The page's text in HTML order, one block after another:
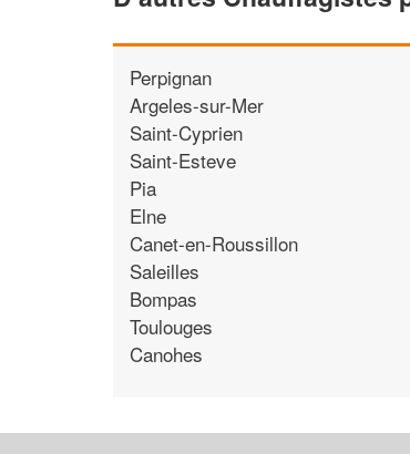
Perpignan
Argeles-sur-Mer
Saint-Cyprien
Saint-Esteve
Pia
Elne
Canet-en-Roussillon
Saleilles
Bompas
Toulouges
Canohes